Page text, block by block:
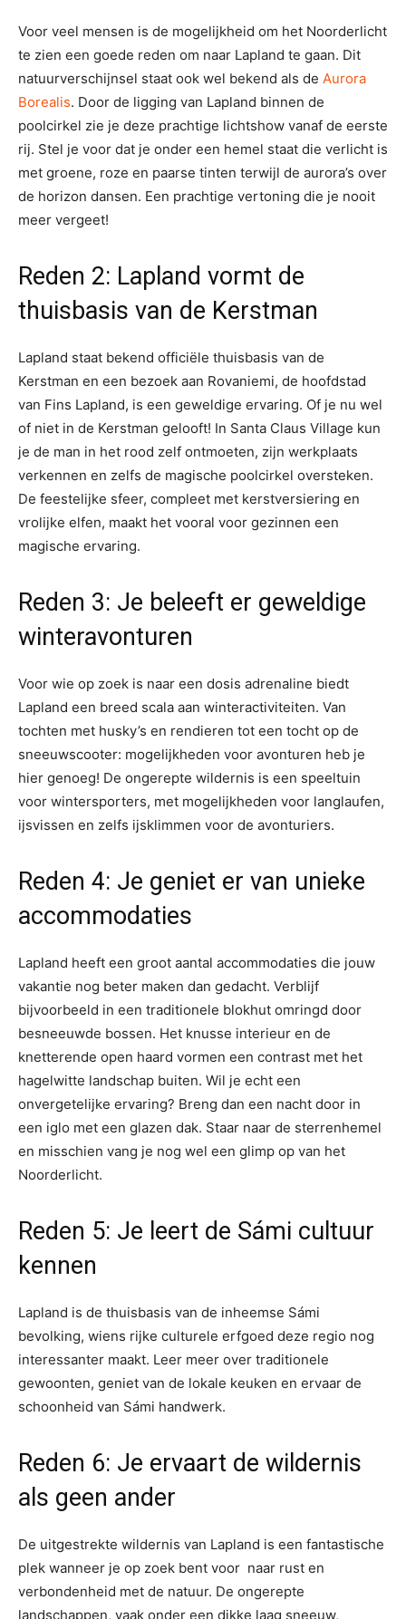
Voor veel mensen is de mogelijkheid om het Noorderlicht
te zien een goede reden om naar Lapland te gaan. Dit
natuurverschijnsel staat ook wel bekend als de Aurora
Borealis. Door de ligging van Lapland binnen de
poolcirkel zie je deze prachtige lichtshow vanaf de eerste
rij. Stel je voor dat je onder een hemel staat die verlicht is
met groene, roze en paarse tinten terwijl de aurora’s over
de horizon dansen. Een prachtige vertoning die je nooit
meer vergeet!
Reden 2: Lapland vormt de
thuisbasis van de Kerstman
Lapland staat bekend officiële thuisbasis van de
Kerstman en een bezoek aan Rovaniemi, de hoofdstad
van Fins Lapland, is een geweldige ervaring. Of je nu wel
of niet in de Kerstman gelooft! In Santa Claus Village kun
je de man in het rood zelf ontmoeten, zijn werkplaats
verkennen en zelfs de magische poolcirkel oversteken.
De feestelijke sfeer, compleet met kerstversiering en
vrolijke elfen, maakt het vooral voor gezinnen een
magische ervaring.
Reden 3: Je beleeft er geweldige
winteravonturen
Voor wie op zoek is naar een dosis adrenaline biedt
Lapland een breed scala aan winteractiviteiten. Van
tochten met husky’s en rendieren tot een tocht op de
sneeuwscooter: mogelijkheden voor avonturen heb je
hier genoeg! De ongerepte wildernis is een speeltuin
voor wintersporters, met mogelijkheden voor langlaufen,
ijsvissen en zelfs ijsklimmen voor de avonturiers.
Reden 4: Je geniet er van unieke
accommodaties
Lapland heeft een groot aantal accommodaties die jouw
vakantie nog beter maken dan gedacht. Verblijf
bijvoorbeeld in een traditionele blokhut omringd door
besneeuwde bossen. Het knusse interieur en de
knetterende open haard vormen een contrast met het
hagelwitte landschap buiten. Wil je echt een
onvergetelijke ervaring? Breng dan een nacht door in
een iglo met een glazen dak. Staar naar de sterrenhemel
en misschien vang je nog wel een glimp op van het
Noorderlicht.
Reden 5: Je leert de Sámi cultuur
kennen
Lapland is de thuisbasis van de inheemse Sámi
bevolking, wiens rijke culturele erfgoed deze regio nog
interessanter maakt. Leer meer over traditionele
gewoonten, geniet van de lokale keuken en ervaar de
schoonheid van Sámi handwerk.
Reden 6: Je ervaart de wildernis
als geen ander
De uitgestrekte wildernis van Lapland is een fantastische
plek wanneer je op zoek bent voor naar rust en
verbondenheid met de natuur. De ongerepte
landschappen, vaak onder een dikke laag sneeuw,